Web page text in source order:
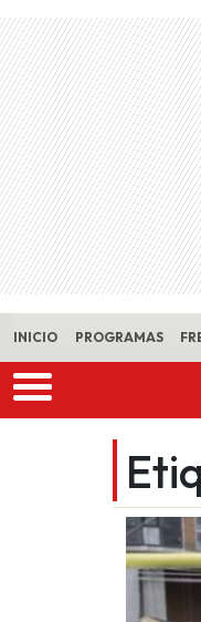
Skip to main content
INICIO PROGRAMAS